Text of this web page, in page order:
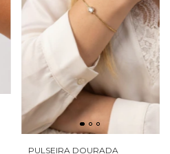
PULSEIRA DOURADA